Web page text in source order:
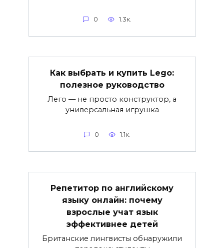
0 1.3к.
Как выбрать и купить Lego:
полезное руководство
Лего — не просто конструктор, а
универсальная игрушка
0 1.1к.
Репетитор по английскому
языку онлайн: почему
взрослые учат язык
эффективнее детей
Британские лингвисты обнаружили